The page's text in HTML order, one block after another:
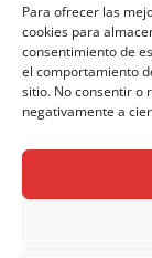
Para ofrecer las
cookies para
consentimiento de
el comportamiento
sitio. No consentir o
negativamente a
AVISO LEGAL